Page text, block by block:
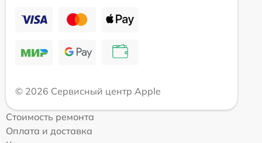
© 2026 Сервисный центр Apple
Стоимость ремонта
Оплата и доставка